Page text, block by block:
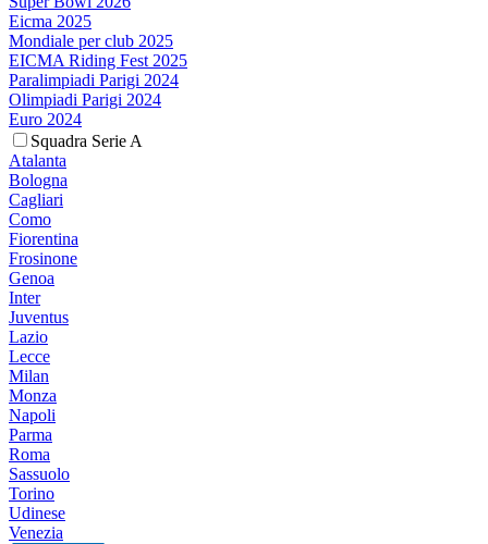
Eicma 2025
Mondiale per club 2025
EICMA Riding Fest 2025
Paralimpiadi Parigi 2024
Olimpiadi Parigi 2024
Euro 2024
Squadra Serie A
Atalanta
Bologna
Cagliari
Como
Fiorentina
Frosinone
Genoa
Inter
Juventus
Lazio
Lecce
Milan
Monza
Napoli
Parma
Roma
Sassuolo
Torino
Udinese
Venezia